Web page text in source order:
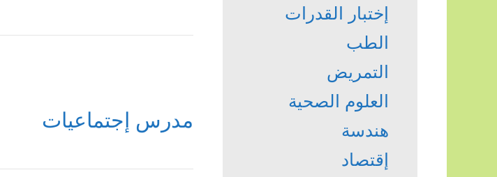
مدرس إجتماعيات
إختبار القدرات
الطب
التمريض
العلوم الصحية
هندسة
إقتصاد